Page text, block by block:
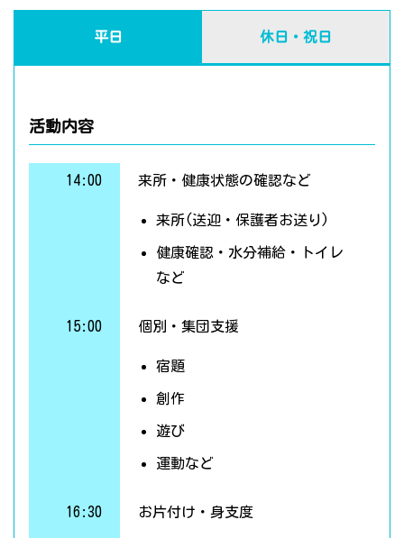
平日 休日・祝日
活動内容
14:00 来所・健康状態の確認など
来所(送迎・保護者お送り)
健康確認・水分補給・トイレ
など
15:00 個別・集団支援
宿題
創作
遊び
運動など
16:30 お片付け・身支度